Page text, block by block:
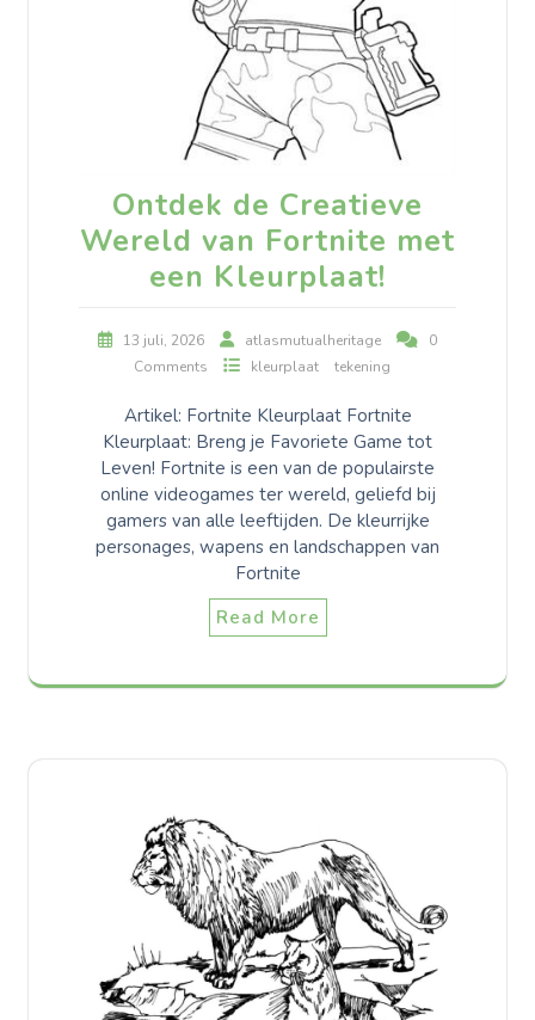
Ontdek de Creatieve
Wereld van Fortnite met
een Kleurplaat!
13 juli, 2026 atlasmutualheritage
0
Comments
kleurplaat tekening
Artikel: Fortnite Kleurplaat Fortnite
Kleurplaat: Breng je Favoriete Game tot
Leven! Fortnite is een van de populairste
online videogames ter wereld, geliefd bij
gamers van alle leeftijden. De kleurrijke
personages, wapens en landschappen van
Fortnite
Read More